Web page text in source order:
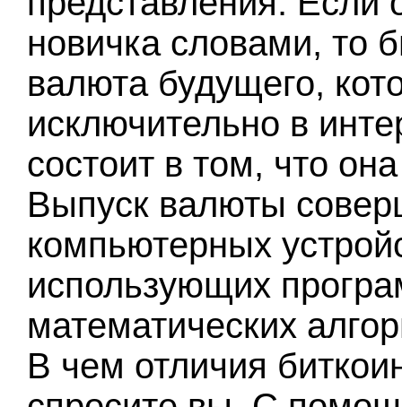
новичка словами, то
валюта будущего,
исключительно в
состоит в том, что
Выпуск валюты
компьютерных
использующих
математических
В чем отличия